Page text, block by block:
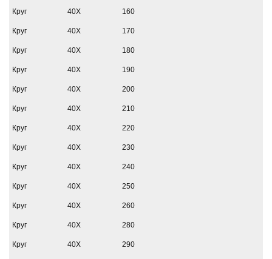
Круг 40Х 160
Круг 40Х 170
Круг 40Х 180
Круг 40Х 190
Круг 40Х 200
Круг 40Х 210
Круг 40Х 220
Круг 40Х 230
Круг 40Х 240
Круг 40Х 250
Круг 40Х 260
Круг 40Х 280
Круг 40Х 290